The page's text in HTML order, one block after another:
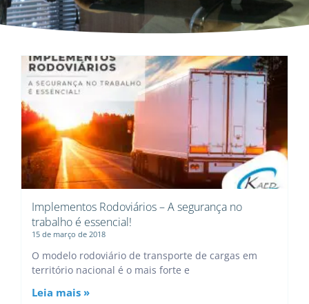
Implementos Rodoviários – A segurança no
trabalho é essencial!
15 de março de 2018
O modelo rodoviário de transporte de cargas em
território nacional é o mais forte e
Leia mais »